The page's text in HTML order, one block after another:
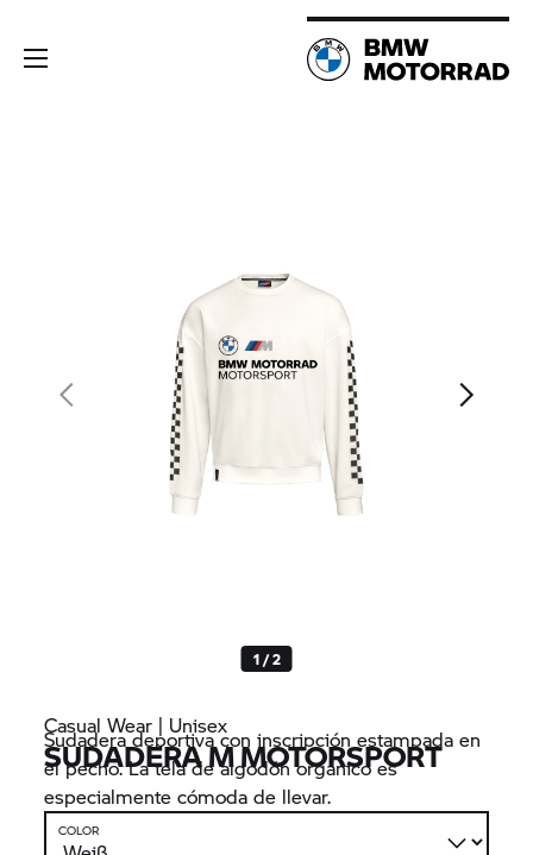
1 / 2
Casual Wear | Unisex
SUDADERA M MOTORSPORT
Sudadera deportiva con inscripción estampada en
el pecho. La tela de algodón orgánico es
especialmente cómoda de llevar.
COLOR